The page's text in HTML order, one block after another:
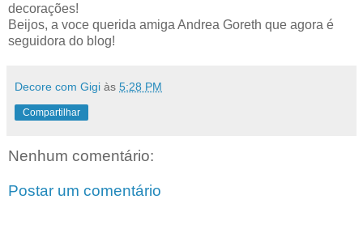
decorações!
Beijos, a voce querida amiga Andrea Goreth que agora é
seguidora do blog!
Decore com Gigi às 5:28 PM
Compartilhar
Nenhum comentário:
Postar um comentário